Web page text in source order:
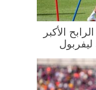
الأكبر